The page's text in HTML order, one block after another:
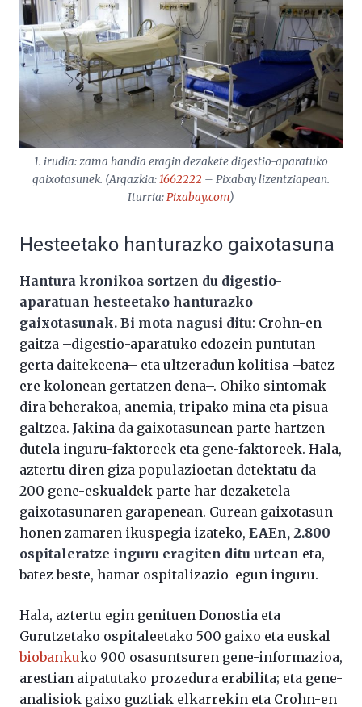
1. irudia: zama handia eragin dezakete digestio-aparatuko
gaixotasunek. (Argazkia:1662222 – Pixabay lizentziapean.
Iturria:Pixabay.com)
Hesteetako hanturazko gaixotasuna
Hantura kronikoa sortzen du digestio-
aparatuan hesteetako hanturazko
gaixotasunak. Bi mota nagusi ditu: Crohn-en
gaitza –digestio-aparatuko edozein puntutan
gerta daitekeena– eta ultzeradun kolitisa –batez
ere kolonean gertatzen dena–. Ohiko sintomak
dira beherakoa, anemia, tripako mina eta pisua
galtzea. Jakina da gaixotasunean parte hartzen
dutela inguru-faktoreek eta gene-faktoreek. Hala,
aztertu diren giza populazioetan detektatu da
200 gene-eskualdek parte har dezaketela
gaixotasunaren garapenean. Gurean gaixotasun
honen zamaren ikuspegia izateko, EAEn, 2.800
ospitaleratze inguru eragiten ditu urtean eta,
batez beste, hamar ospitalizazio-egun inguru.
Hala, aztertu egin genituen Donostia eta
Gurutzetako ospitaleetako 500 gaixo eta euskal
biobankuko 900 osasuntsuren gene-informazioa,
arestian aipatutako prozedura erabilita; eta gene-
analisiok gaixo guztiak elkarrekin eta Crohn-en